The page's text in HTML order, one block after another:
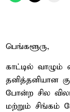
பெங்களூரு,
காட்டில்
போன்ற சில
மற்றும் சிங்கம்